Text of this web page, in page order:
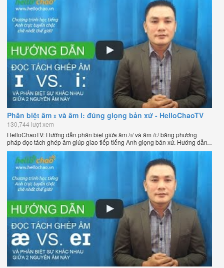
HelloChao.vn - Chương trình dạy tiếng Anh trực tuyến chặt chẽ nhất thế
giới.
Phân biệt âm ɪ và âm i: đúng giọng bản xứ - HelloChaoTV
130,744 lượt xem
HelloChaoTV: Hướng dẫn phân biệt giữa âm /ɪ/ và âm /i:/ bằng phương
pháp đọc tách ghép âm giúp giao tiếp tiếng Anh giọng bản xứ. Hướng dẫn
học tiếng Anh hiệu quả giúp bạn nói tiếng Anh tự nhiên như người bản xứ
của thầy Phạm Việt Thắng, đồng sáng lập HelloChao.vn - Chương trình
dạy tiếng Anh trực tuyến chặt chẽ nhất thế giới.